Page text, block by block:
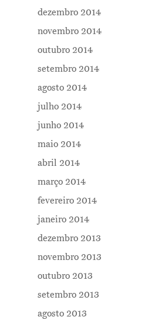
dezembro 2014
novembro 2014
outubro 2014
setembro 2014
agosto 2014
julho 2014
junho 2014
maio 2014
abril 2014
março 2014
fevereiro 2014
janeiro 2014
dezembro 2013
novembro 2013
outubro 2013
setembro 2013
agosto 2013